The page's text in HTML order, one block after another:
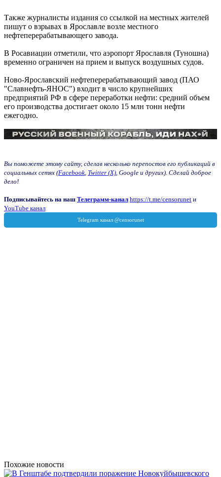
Также журналисты издания со ссылкой на местных жителей
пишут о взрывах в Ярославле возле местного
нефтеперерабатывающего завода.
В Росавиации отметили, что аэропорт Ярославля (Туношна)
временно ограничен на прием и выпуск воздушных судов.
Ново-Ярославский нефтеперерабатывающий завод (ПАО
"Славнефть-ЯНОС") входит в число крупнейших
предприятий РФ в сфере переработки нефти: средний объем
его производства достигает около 15 млн тонн нефти
ежегодно.
Вы поможете этому сайту, сделав несколько перепостов его публикаций в
социальных сетях (Facebook Twitter (X) , Google и других). Сделай доброе
дело!
Подписывайтесь на наш Телеграмм-канал https://t.me/censorunet и
YouTube канал
Похожие новости